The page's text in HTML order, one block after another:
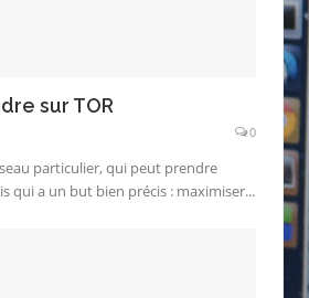
sur TOR
0
particulier, qui peut prendre
qui a un but bien précis : maximiser...